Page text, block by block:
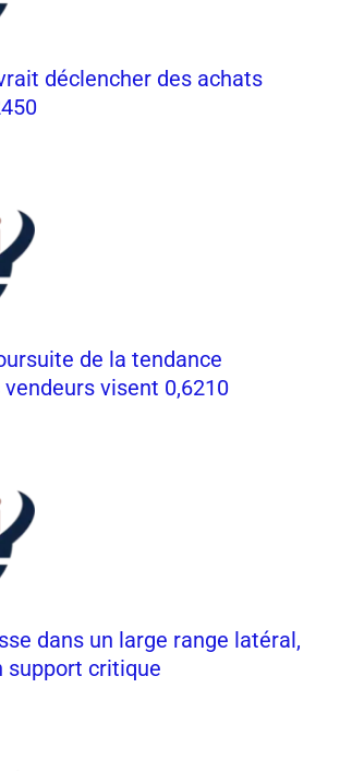
déclencher des achats
de la tendance
visent 0,6210
dans un large range latéral,
support critique